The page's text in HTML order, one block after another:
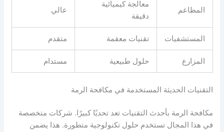
المطاعم
معالجة كيميائية
دقيقة
عالي
المستشفيات تقنيات معقمة متقدم
المزارع حلول طبيعية مستدام
التقنيات الحديثة المستخدمة في مكافحة الرمة
مكافحة الرمة بأحدث التقنيات تعد تحديًا كبيرًا. شركات متخصصة
في هذا المجال تستخدم حلول تكنولوجية متطورة. هذا يضمن